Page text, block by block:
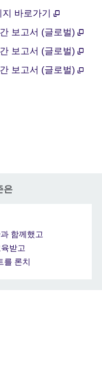
바로가기
보고서 (글로벌)
보고서 (글로벌)
보고서 (글로벌)
은
함께했고
받고
를 론치